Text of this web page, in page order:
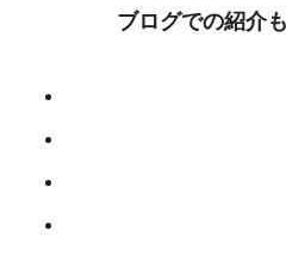
ブログでの紹介